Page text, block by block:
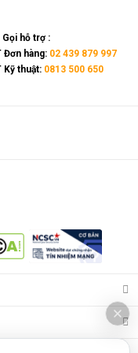
điện tử đầu tiên,
vi hoạt động của
gia đình trên toàn
cứu và phát triển
Quốc. Với đội ngũ hơn
khóa cửa kỹ thuật số,
thị trường trong việc
Gọi hỗ trợ :
Đơn hàng: 02 439 879 997
Kỹ thuật: 0813 500 650